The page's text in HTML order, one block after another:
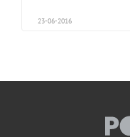
23-06-2016